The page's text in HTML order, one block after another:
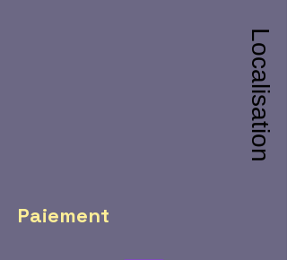
Localisation
Paiement